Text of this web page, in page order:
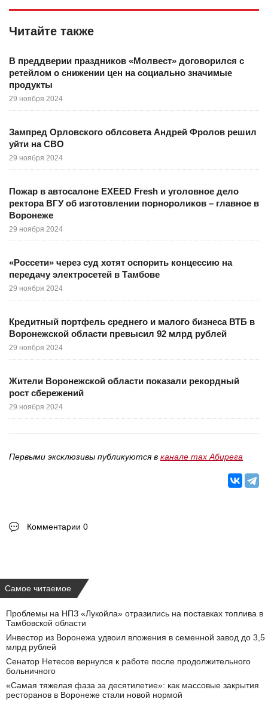
Читайте также
В преддверии праздников «Молвест» договорился с
ретейлом о снижении цен на социально значимые
продукты
29 ноября 2024
Зампред Орловского облсовета Андрей Фролов решил
уйти на СВО
29 ноября 2024
Пожар в автосалоне EXEED Fresh и уголовное дело
ректора ВГУ об изготовлении порнороликов – главное в
Воронеже
29 ноября 2024
«Россети» через суд хотят оспорить концессию на
передачу электросетей в Тамбове
29 ноября 2024
Кредитный портфель среднего и малого бизнеса ВТБ в
Воронежской области превысил 92 млрд рублей
29 ноября 2024
Жители Воронежской области показали рекордный
рост сбережений
29 ноября 2024
Первыми эксклюзивы публикуются в канале max Абирега
Комментарии 0
Самое читаемое
Проблемы на НПЗ «Лукойла» отразились на поставках топлива в
Тамбовской области
Инвестор из Воронежа удвоил вложения в семенной завод до 3,5
млрд рублей
Сенатор Нетесов вернулся к работе после продолжительного
больничного
«Самая тяжелая фаза за десятилетие»: как массовые закрытия
ресторанов в Воронеже стали новой нормой